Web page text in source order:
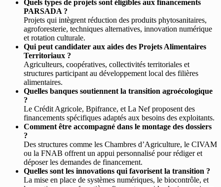
Quels types de projets sont éligibles aux financements
PARSADA ?
Projets qui intègrent réduction des produits phytosanitaires,
agroforesterie, techniques alternatives, innovation numérique
et rotation culturale.
Qui peut candidater aux aides des Projets Alimentaires
Territoriaux ?
Agriculteurs, coopératives, collectivités territoriales et
structures participant au développement local des filières
alimentaires.
Quelles banques soutiennent la transition agroécologique
?
Le Crédit Agricole, Bpifrance, et La Nef proposent des
financements spécifiques adaptés aux besoins des exploitants.
Comment être accompagné dans le montage des dossiers
?
Des structures comme les Chambres d’Agriculture, le CIVAM
ou la FNAB offrent un appui personnalisé pour rédiger et
déposer les demandes de financement.
Quelles sont les innovations qui favorisent la transition ?
La mise en place de systèmes numériques, le biocontrôle, et